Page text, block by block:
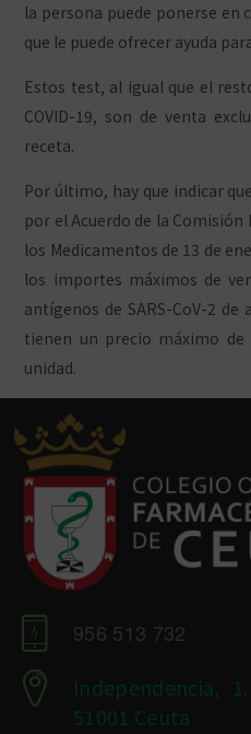
la persona puede ponerse
que le puede ofrecer ayuda
Estos test, al igual que el
COVID-19, son de venta
receta.
Por último, hay que indicar
por el Acuerdo de la
los Medicamentos de 13 de
los importes máximos de
antígenos de SARS-CoV-2
tienen un precio máximo
unidad.
956 513 732
Independencia,
51001 Ceuta